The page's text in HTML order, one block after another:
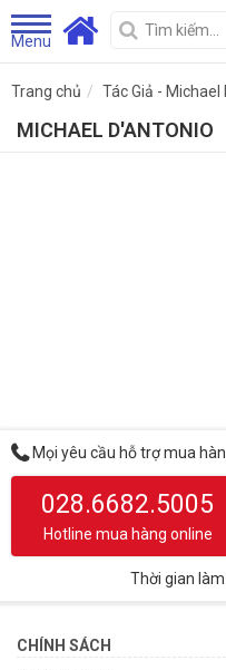
Menu
Trang chủ Tác Giả - Michael
MICHAEL D'ANTONIO
Mọi yêu cầu hỗ trợ mua
028.6682.5005
Hotline mua hàng online
Thời gian
CHÍNH SÁCH